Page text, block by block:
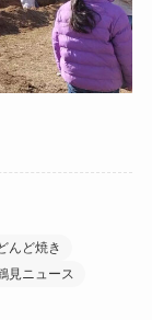
んど焼き
見ニュース